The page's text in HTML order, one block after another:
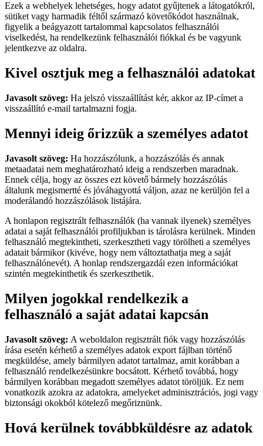
Ezek a webhelyek lehetséges, hogy adatot gyűjtenek a látogatókról,
sütiket vagy harmadik féltől származó követőkódot használnak,
figyelik a beágyazott tartalommal kapcsolatos felhasználói
viselkedést, ha rendelkezünk felhasználói fiókkal és be vagyunk
jelentkezve az oldalra.
Kivel osztjuk meg a felhasználói adatokat
Javasolt szöveg: Ha jelszó visszaállítást kér, akkor az IP-címet a
visszaállító e-mail tartalmazni fogja.
Mennyi ideig őrizzük a személyes adatot
Javasolt szöveg: Ha hozzászólunk, a hozzászólás és annak
metaadatai nem meghatározható ideig a rendszerben maradnak.
Ennek célja, hogy az összes ezt követő bármely hozzászólás
általunk megismertté és jóváhagyottá váljon, azaz ne kerüljön fel a
moderálandó hozzászólások listájára.
A honlapon regisztrált felhasználók (ha vannak ilyenek) személyes
adatai a saját felhasználói profiljukban is tárolásra kerülnek. Minden
felhasználó megtekintheti, szerkesztheti vagy törölheti a személyes
adatait bármikor (kivéve, hogy nem változtathatja meg a saját
felhasználónevét). A honlap rendszergazdái ezen információkat
szintén megtekinthetik és szerkeszthetik.
Milyen jogokkal rendelkezik a
felhasználó a saját adatai kapcsán
Javasolt szöveg: A weboldalon regisztrált fiók vagy hozzászólás
írása esetén kérhető a személyes adatok export fájlban történő
megküldése, amely bármilyen adatot tartalmaz, amit korábban a
felhasználó rendelkezésünkre bocsátott. Kérhető továbbá, hogy
bármilyen korábban megadott személyes adatot töröljük. Ez nem
vonatkozik azokra az adatokra, amelyeket adminisztrációs, jogi vagy
biztonsági okokból kötelező megőriznünk.
Hová kerülnek továbbküldésre az adatok